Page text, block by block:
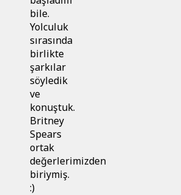
bile.
Yolculuk
sırasında
birlikte
şarkılar
söyledik
ve
konuştuk.
Britney
Spears
ortak
değerlerimizden
biriymiş.
:)